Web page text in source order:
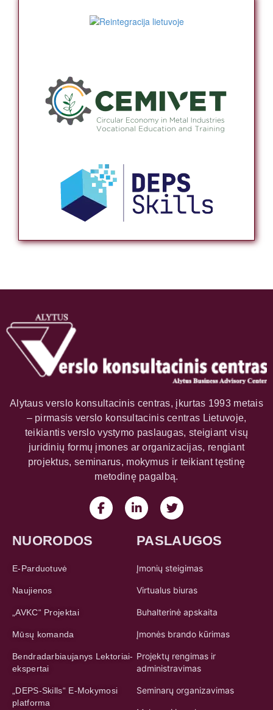
Alytaus verslo konsultacinis centras, įkurtas 1993 metais
– pirmasis verslo konsultacinis centras Lietuvoje,
teikiantis verslo vystymo paslaugas, steigiant visų
juridinių formų įmones ar organizacijas, rengiant
projektus, seminarus, mokymus ir teikiant tęstinę
metodinę pagalbą.
NUORODOS
E-Parduotuvė
Naujienos
„AVKC“ Projektai
Mūsų komanda
Bendradarbiaujanys Lektoriai-
ekspertai
„DEPS-Skills“ E-Mokymosi
platforma
PASLAUGOS
Įmonių steigimas
Virtualus biuras
Buhalterinė apskaita
Įmonės brando kūrimas
Projektų rengimas ir
administravimas
Seminarų organizavimas